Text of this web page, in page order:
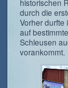
historischen
durch die
Vorher durfte
auf
Schleusen
vorankommt.